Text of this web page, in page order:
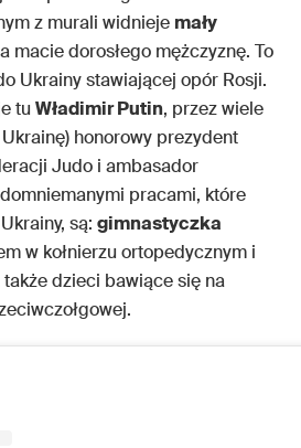
z murali widnieje mały
macie dorosłego mężczyznę. To
Ukrainy stawiającej opór Rosji.
tu Władimir Putin, przez wiele
honorowy prezydent
Judo i ambasador
pracami, które
są: gimnastyczka
w kołnierzu ortopedycznym i
dzieci bawiące się na